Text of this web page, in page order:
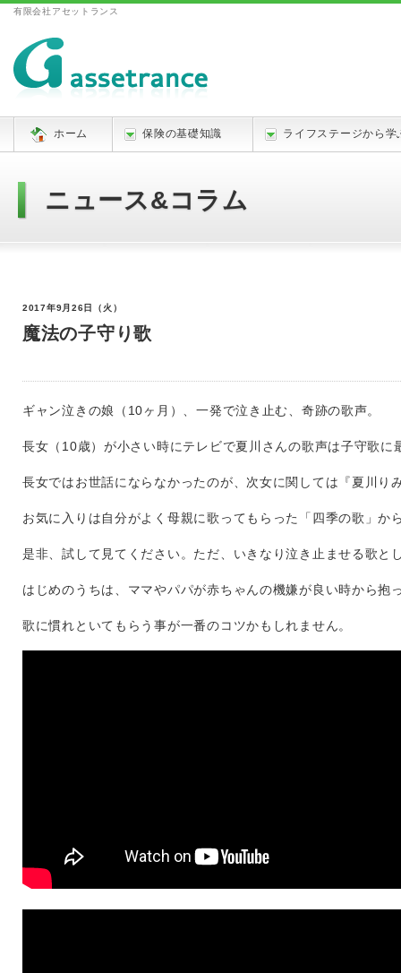
有限会社アセットランス
ホーム 保険の基礎知識 ライフステージから学
ニュース&コラム
2017年9月26日（火）
魔法の子守り歌
ギャン泣きの娘（10ヶ月）、一発で泣き止む、奇跡の歌声。
長女（10歳）が小さい時にテレビで夏川さんの歌声は子守歌に
長女ではお世話にならなかったのが、次女に関しては『夏川り
お気に入りは自分がよく母親に歌ってもらった「四季の歌」か
是非、試して見てください。ただ、いきなり泣き止ませる歌と
はじめのうちは、ママやパパが赤ちゃんの機嫌が良い時から抱
歌に慣れといてもらう事が一番のコツかもしれません。